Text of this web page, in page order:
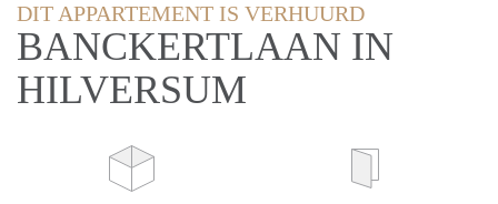
DIT APPARTEMENT IS VERHUURD
BANCKERTLAAN IN
HILVERSUM